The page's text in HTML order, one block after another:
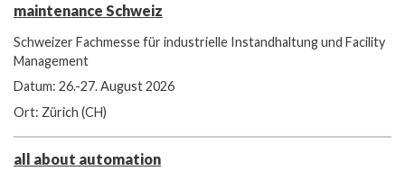
maintenance Schweiz
Schweizer Fachmesse für industrielle Instandhaltung und Facility
Management
Datum: 26.-27. August 2026
Ort: Zürich (CH)
all about automation